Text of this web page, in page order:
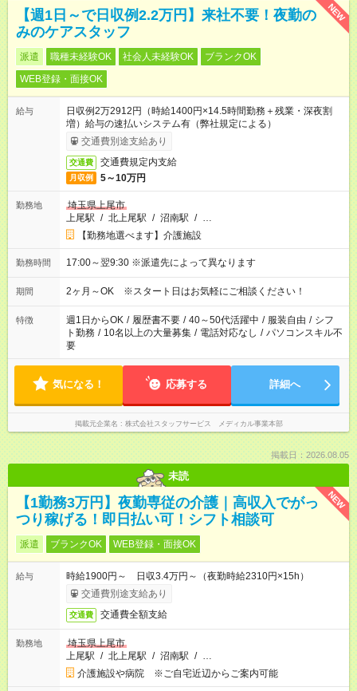
NEW
【週1日～で日収例2.2万円】来社不要！夜勤の
みのケアスタッフ
派遣 職種未経験OK 社会人未経験OK
ブランクOK
WEB登録・面接OK
給与
日収例2万2912円（時給1400円×14.5時間勤務＋残業・深夜割
増）給与の速払いシステム有（弊社規定による）
交通費別途支給あり
交通費 交通費規定内支給
月収例 5～10万円
勤務地
埼玉県上尾市
上尾駅 / 北上尾駅 / 沼南駅 / …
【勤務地選べます】介護施設
勤務時間 17:00～翌9:30 ※派遣先によって異なります
期間 2ヶ月～OK ※スタート日はお気軽にご相談ください！
特徴 週1日からOK / 履歴書不要 / 40～50代活躍中 / 服装自由 / シフ
ト勤務 / 10名以上の大量募集 / 電話対応なし / パソコンスキル不
要
気になる！ 応募する 詳細へ
掲載元企業名 株式会社スタッフサービス メディカル事業本部
掲載日：2026.08.05
未読
NEW
【1勤務3万円】夜勤専従の介護｜高収入でがっ
つり稼げる！即日払い可！シフト相談可
派遣 ブランクOK WEB登録・面接OK
給与
時給1900円～ 日収3.4万円～（夜勤時給2310円×15h）
交通費別途支給あり
交通費 交通費全額支給
勤務地
埼玉県上尾市
上尾駅 / 北上尾駅 / 沼南駅 / …
介護施設や病院 ※ご自宅近辺からご案内可能